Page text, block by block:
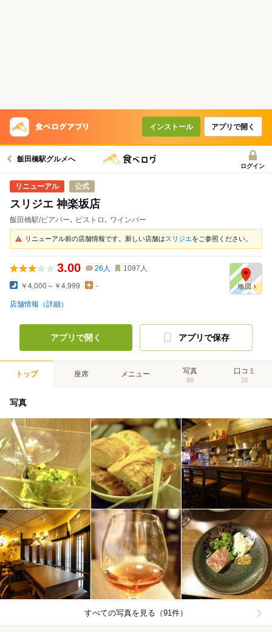
インストール アプリで開く
飯田橋駅グルメへ
ログイン
公式
スリジエ 神楽坂店
飯田橋駅/ビアバー､ ビストロ､ ワインバー
リニューアル前の店舗情報です。新しい店舗はスリジエをご参照ください。
3.00 26 人 1097 人
￥4,000～￥4,999 -
店舗情報（詳細）
アプリで開く アプリで保存
トップ 座席 メニュー 写真
89
口コミ
26
写真
すべての写真を見る（91件）